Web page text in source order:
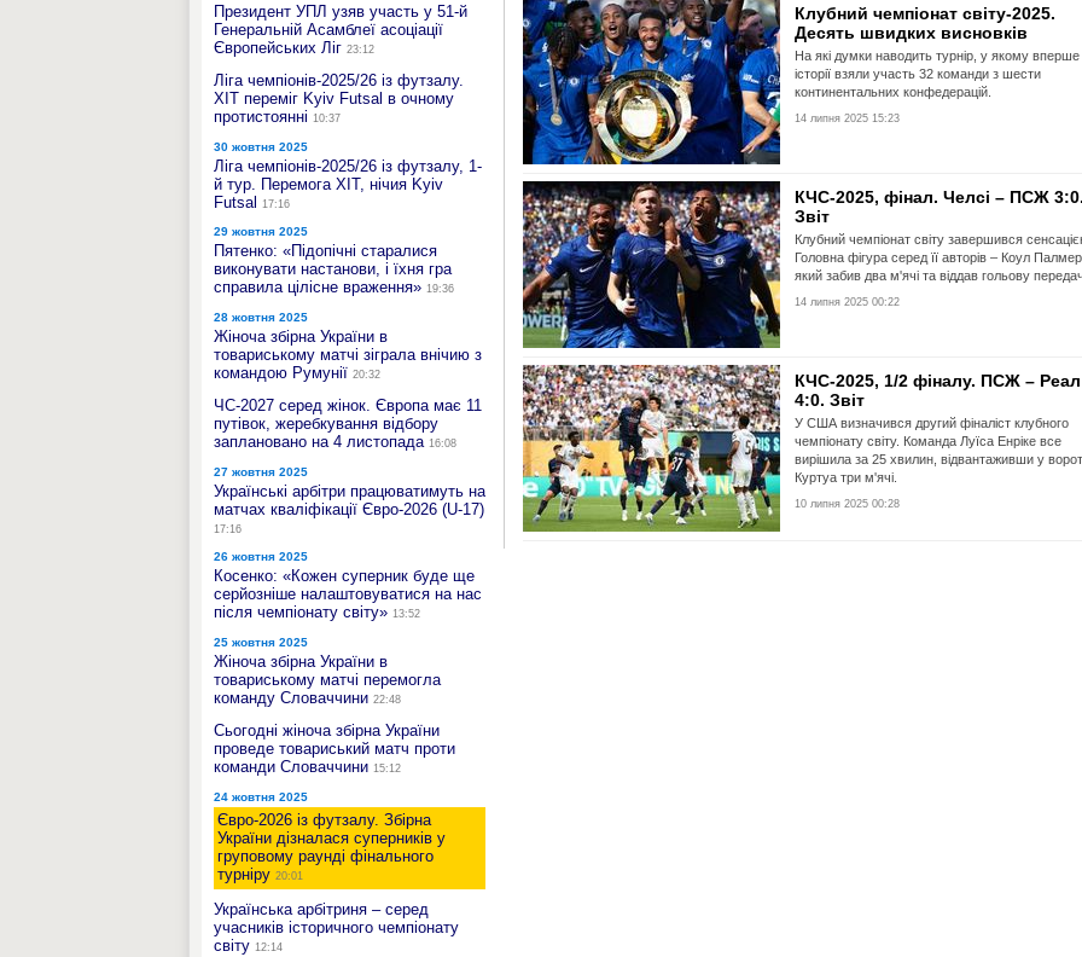
Президент УПЛ узяв участь у 51-й
Генеральній Асамблеї асоціації
Європейських Ліг 23:12
Ліга чемпіонів-2025/26 із футзалу.
ХІТ переміг Kyiv Futsal в очному
протистоянні 10:37
30 жовтня 2025
Ліга чемпіонів-2025/26 із футзалу, 1-
й тур. Перемога ХІТ, нічия Kyiv
Futsal 17:16
29 жовтня 2025
Пятенко: «Підопічні старалися
виконувати настанови, і їхня гра
справила цілісне враження» 19:36
28 жовтня 2025
Жіноча збірна України в
товариському матчі зіграла внічию з
командою Румунії 20:32
ЧС-2027 серед жінок. Європа має 11
путівок, жеребкування відбору
заплановано на 4 листопада 16:08
27 жовтня 2025
Українські арбітри працюватимуть на
матчах кваліфікації Євро-2026 (U-17)
17:16
26 жовтня 2025
Косенко: «Кожен суперник буде ще
серйозніше налаштовуватися на нас
після чемпіонату світу» 13:52
25 жовтня 2025
Жіноча збірна України в
товариському матчі перемогла
команду Словаччини 22:48
Сьогодні жіноча збірна України
проведе товариський матч проти
команди Словаччини 15:12
24 жовтня 2025
Євро-2026 із футзалу. Збірна
України дізналася суперників у
груповому раунді фінального
турніру 20:01
Українська арбітриня – серед
учасників історичного чемпіонату
світу 12:14
Клубний чемпіонат світу-2025.
Десять швидких висновків
На які думки наводить турнір, у якому вперше
історії взяли участь 32 команди з шести
континентальних конфедерацій.
14 липня 2025 15:23
КЧС-2025, фінал. Челсі – ПСЖ
Звіт
Клубний чемпіонат світу завершився
Головна фігура серед її авторів – Коул
який забив два м'ячі та віддав гольову
14 липня 2025 00:22
КЧС-2025, 1/2 фіналу. ПСЖ – Реал
4:0. Звіт
У США визначився другий фіналіст клубного
чемпіонату світу. Команда Луїса Енріке все
вирішила за 25 хвилин, відвантаживши у
Куртуа три м'ячі.
10 липня 2025 00:28